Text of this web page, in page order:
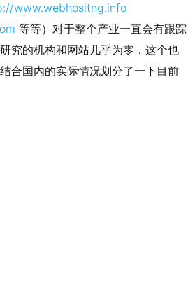
www.webhositng.info
等等）对于整个产业一直会有跟踪
究的机构和网站几乎为零，这个也
合国内的实际情况划分了一下目前